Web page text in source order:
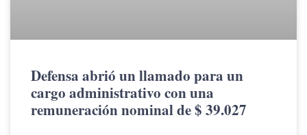
Defensa abrió un llamado para un
cargo administrativo con una
remuneración nominal de $ 39.027